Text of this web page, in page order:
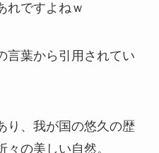
れですよねｗ
言葉から引用されてい
り、我が国の悠久の歴
の美しい自然。